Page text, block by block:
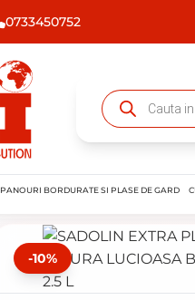
0733450752
PANOURI BORDURATE SI PLASE DE GARD
-10%